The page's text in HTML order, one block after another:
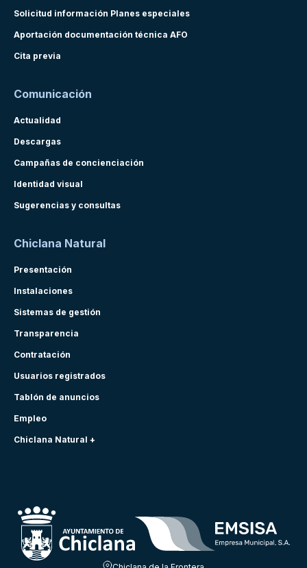
Solicitud información Planes especiales
Aportación documentación técnica AFO
Cita previa
Comunicación
Actualidad
Descargas
Campañas de concienciación
Identidad visual
Sugerencias y consultas
Chiclana Natural
Presentación
Instalaciones
Sistemas de gestión
Transparencia
Contratación
Usuarios registrados
Tablón de anuncios
Empleo
Chiclana Natural +